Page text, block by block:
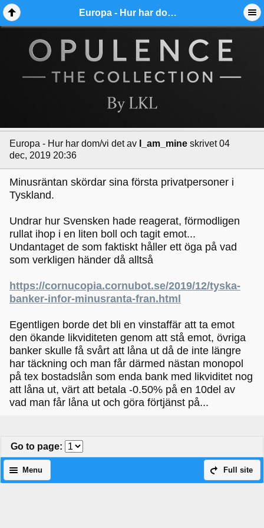
Europa - Hur har dom/vi det - Ädelmetallforum
Europa - Hur har dom/vi detav I_am_mine skrivet 04
dec, 2019 20:36
Minusräntan skördar sina första privatpersoner i
Tyskland.
Undrar hur Svensken hade reagerat, förmodligen
rullat ihop i en liten boll och tagit emot...
Undantaget de som faktiskt håller ett öga på vad
som verkligen händer då alltså
https://cornucopia.cornubot.se/2019/12/tyska-
banker-infor-minusranta-fran.html
Egentligen borde det bli en vinstaffär att ta emot
den ökande likviditeten genom att stå emot, övriga
banker skulle få svårt att låna ut då de inte längre
har täckning och man får därmed nästan monopol
på tex bostadslån som enda bank med likviditet nog
att låna ut, värt att betala -0.50% på en 10del av
vad man får låna ut och göra förtjänst på...
Go to page:
Full site
Menu